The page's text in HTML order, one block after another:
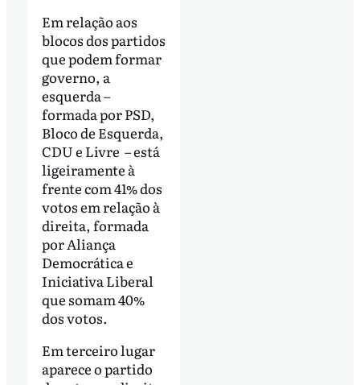
Em relação aos
blocos dos partidos
que podem formar
governo, a
esquerda –
formada por PSD,
Bloco de Esquerda,
CDU e Livre – está
ligeiramente à
frente com 41% dos
votos em relação à
direita, formada
por Aliança
Democrática e
Iniciativa Liberal
que somam 40%
dos votos.
Em terceiro lugar
aparece o partido